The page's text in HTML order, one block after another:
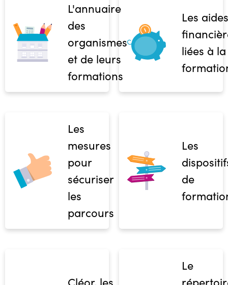
L'annuaire
des
organismes
et de leurs
formations
Les aides
liées à la
Les
mesures
pour
sécuriser
les
parcours
Les
de
Cléor, les
Le